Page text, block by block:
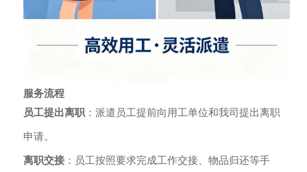
服务流程
员工提出离职 ：派遣员工提前向用工单位和我司提出离职
申请。
离职交接 ：员工按照要求完成工作交接、物品归还等手